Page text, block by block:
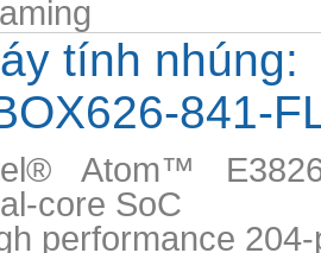
tính nhúng:
841-
Atom™
core SoC
performance